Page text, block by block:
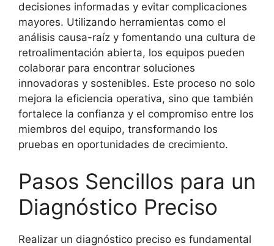
decisiones informadas y evitar complicaciones
mayores. Utilizando herramientas como el
análisis causa-raíz y fomentando una cultura de
retroalimentación abierta, los equipos pueden
colaborar para encontrar soluciones
innovadoras y sostenibles. Este proceso no solo
mejora la eficiencia operativa, sino que también
fortalece la confianza y el compromiso entre los
miembros del equipo, transformando los
pruebas en oportunidades de crecimiento.
Pasos Sencillos para un
Diagnóstico Preciso
Realizar un diagnóstico preciso es fundamental